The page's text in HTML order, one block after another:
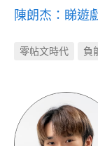
陳朗杰：睇遊
零帖文時代 負